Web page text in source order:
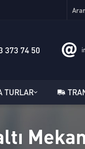
373 74 50
TURLAR